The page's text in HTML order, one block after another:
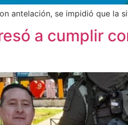
antelación, se impidió que la
a cumplir